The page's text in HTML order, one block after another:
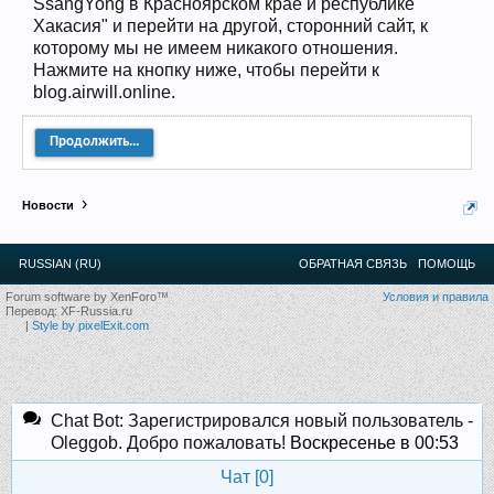
SsangYong в Красноярском крае и республике
Хакасия" и перейти на другой, сторонний сайт, к
которому мы не имеем никакого отношения.
Нажмите на кнопку ниже, чтобы перейти к
blog.airwill.online.
Продолжить...
Новости
RUSSIAN (RU) ОБРАТНАЯ СВЯЗЬ ПОМОЩЬ
Условия и правила
Forum software by XenForo™
Перевод:XF-Russia.ru
|Style by pixelExit.com
Chat Bot: Зарегистрировался новый пользователь -
Oleggob. Добро пожаловать! Воскресенье в 00:53
Чат [0]